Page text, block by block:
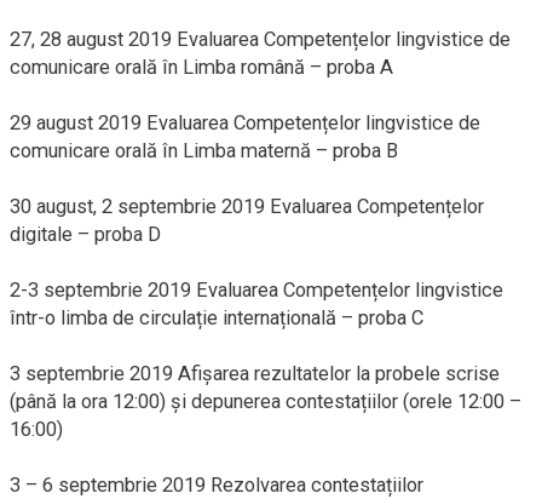
27, 28 august 2019 Evaluarea Competențelor lingvistice de
comunicare orală în Limba română – proba A
29 august 2019 Evaluarea Competențelor lingvistice de
comunicare orală în Limba maternă – proba B
30 august, 2 septembrie 2019 Evaluarea Competențelor
digitale – proba D
2-3 septembrie 2019 Evaluarea Competențelor lingvistice
într-o limba de circulație internațională – proba C
3 septembrie 2019 Afișarea rezultatelor la probele scrise
(până la ora 12:00) și depunerea contestațiilor (orele 12:00 –
16:00)
3 – 6 septembrie 2019 Rezolvarea contestațiilor